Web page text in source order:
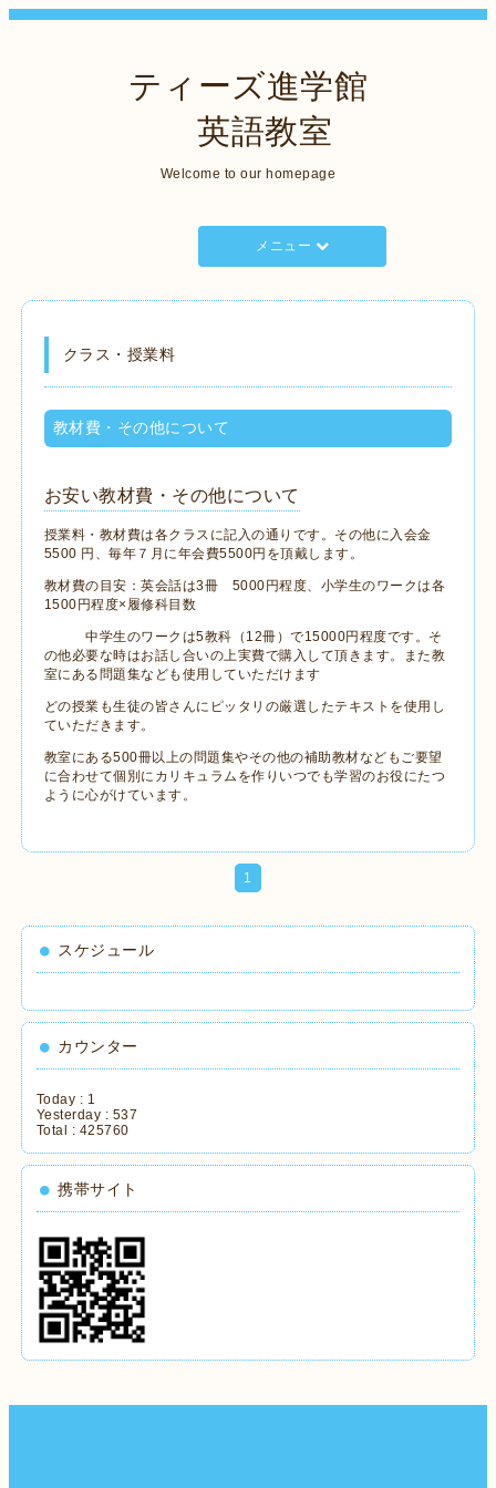
ティーズ進学館
英語教室
Welcome to our homepage
メニュー
クラス・授業料
教材費・その他について
お安い教材費・その他について
授業料・教材費は各クラスに記入の通りです。その他に入会金
5500 円、毎年７月に年会費5500円を頂戴します。
教材費の目安：英会話は3冊 5000円程度、小学生のワークは各
1500円程度×履修科目数
中学生のワークは5教科（12冊）で15000円程度です。そ
の他必要な時はお話し合いの上実費で購入して頂きます。また教
室にある問題集なども使用していただけます
どの授業も生徒の皆さんにピッタリの厳選したテキストを使用し
ていただきます。
教室にある500冊以上の問題集やその他の補助教材などもご要望
に合わせて個別にカリキュラムを作りいつでも学習のお役にたつ
ように心がけています。
1
スケジュール
カウンター
Today : 1
Yesterday : 537
Total : 425760
携帯サイト